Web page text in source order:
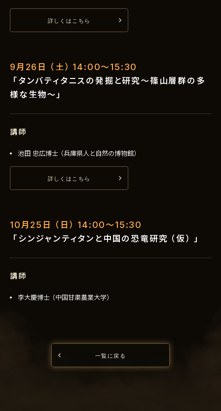
詳しくはこちら
9月26日（土）14:00〜15:30
「タンバティタニスの発掘と研究～篠山層群の多
様な生物～」
講師
池田 忠広博士（兵庫県人と自然の博物館）
詳しくはこちら
10月25日（日）14:00〜15:30
「シンジャンティタンと中国の恐竜研究（仮）」
講師
李大慶博士（中国甘粛農業大学）
一覧に戻る